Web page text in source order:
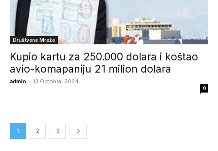
Društvene Mreže
Kupio kartu za 250.000 dolara i koštao
avio-komapaniju 21 milion dolara
admin - 13 Oktobra, 2024
0
1 2 3